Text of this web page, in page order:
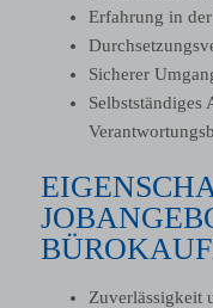
Erfahrung in
Sicherer
Selbstständiges
Zuverlässigkeit